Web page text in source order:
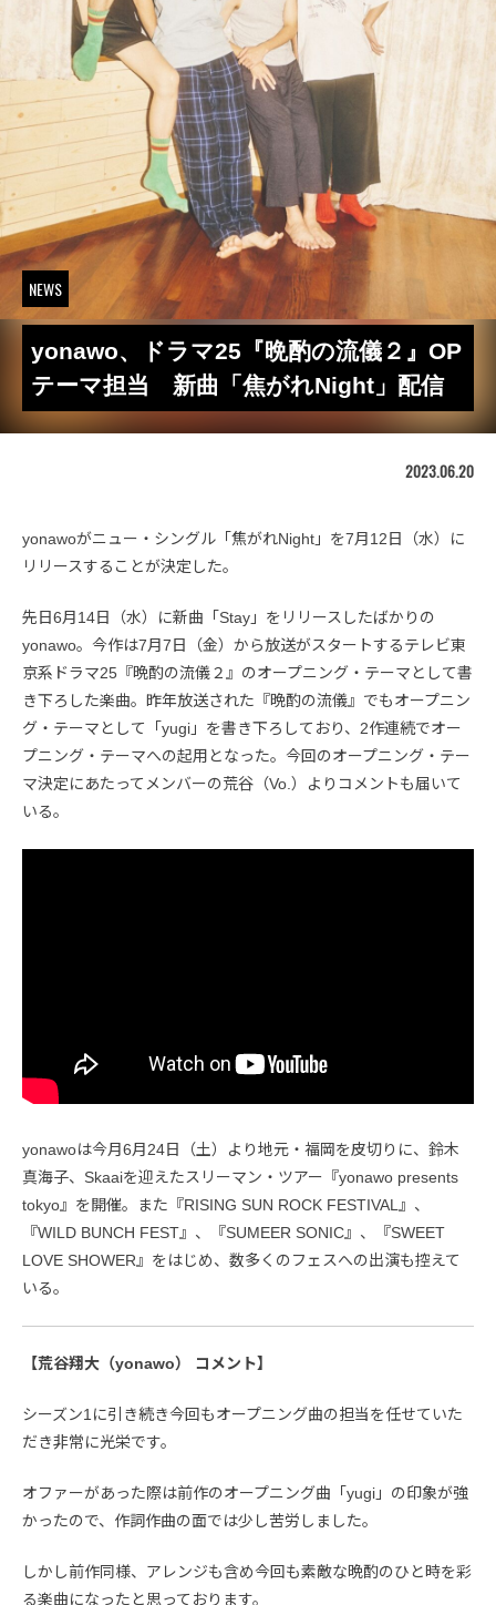
NEWS
yonawo、ドラマ25『晩酌の流儀２』OP
テーマ担当 新曲「焦がれNight」配信
2023.06.20
yonawoがニュー・シングル「焦がれNight」を7月12日（水）に
リリースすることが決定した。
先日6月14日（水）に新曲「Stay」をリリースしたばかりの
yonawo。今作は7月7日（金）から放送がスタートするテレビ東
京系ドラマ25『晩酌の流儀２』のオープニング・テーマとして書
き下ろした楽曲。昨年放送された『晩酌の流儀』でもオープニン
グ・テーマとして「yugi」を書き下ろしており、2作連続でオー
プニング・テーマへの起用となった。今回のオープニング・テー
マ決定にあたってメンバーの荒谷（Vo.）よりコメントも届いて
いる。
yonawoは今月6月24日（土）より地元・福岡を皮切りに、鈴木
真海子、Skaaiを迎えたスリーマン・ツアー『yonawo presents
tokyo』を開催。また『RISING SUN ROCK FESTIVAL』、
『WILD BUNCH FEST』、『SUMEER SONIC』、『SWEET
LOVE SHOWER』をはじめ、数多くのフェスへの出演も控えて
いる。
【荒谷翔大（yonawo） コメント】
シーズン1に引き続き今回もオープニング曲の担当を任せていた
だき非常に光栄です。
オファーがあった際は前作のオープニング曲「yugi」の印象が強
かったので、作詞作曲の面では少し苦労しました。
しかし前作同様、アレンジも含め今回も素敵な晩酌のひと時を彩
る楽曲になったと思っております。